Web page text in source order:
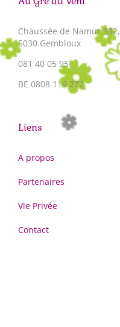
Chaussée de Namur 332,
5030 Gembloux
081 40 05 95
BE 0808 119 272
Liens
A propos
Partenaires
Vie Privée
Contact